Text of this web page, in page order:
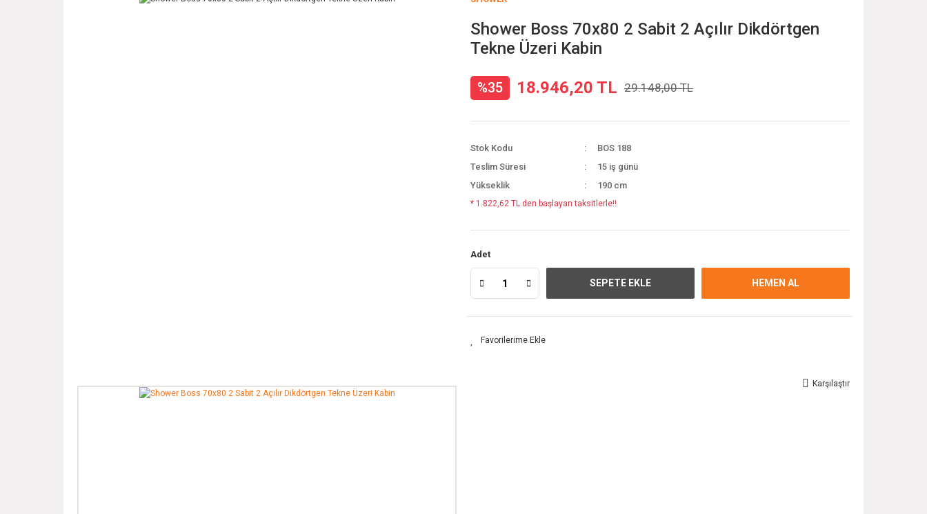
Shower Boss 70x80 2 Sabit 2 Açılır Dikdörtgen
Tekne Üzeri Kabin
%35 18.946,20 TL 29.148,00 TL
Stok Kodu
BOS 188
Teslim Süresi
15 iş günü
Yükseklik
190 cm
* 1.822,62 TL den başlayan taksitlerle!!
Adet
SEPETE EKLE HEMEN AL
Karşılaştır